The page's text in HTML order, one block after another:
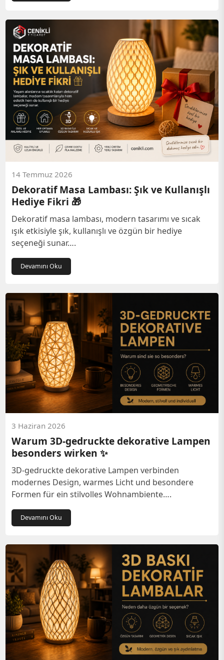
14 Temmuz 2026
Dekoratif Masa Lambası: Şık ve Kullanışlı
Hediye Fikri 🎁
Dekoratif masa lambası, modern tasarımı ve sıcak
ışık etkisiyle şık, kullanışlı ve özgün bir hediye
seçeneği sunar….
Devamını Oku
3 Haziran 2026
Warum 3D-gedruckte dekorative Lampen
besonders wirken ✨
3D-gedruckte dekorative Lampen verbinden
modernes Design, warmes Licht und besondere
Formen für ein stilvolles Wohnambiente….
Devamını Oku